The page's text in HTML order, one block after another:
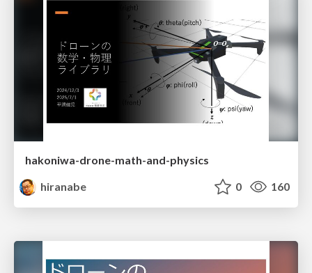
hakoniwa-drone-math-and-physics
hiranabe
0 160